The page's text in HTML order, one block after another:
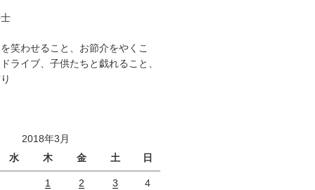
笑わせること、お節介をやくこ
ライブ、子供たちと戯れること、
2018年3月
水
木 金 土 日
1 2 3 4